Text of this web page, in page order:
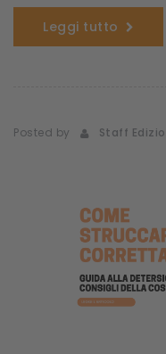
Leggi tutto
Posted by Staff